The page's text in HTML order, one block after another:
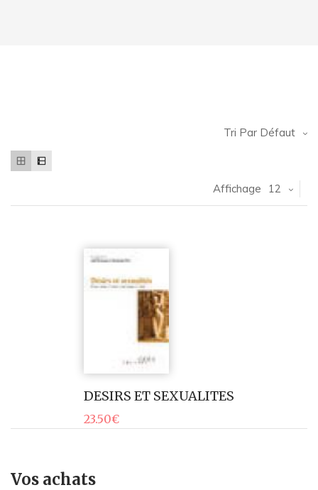
Tri Par Défaut
Affichage 12
DESIRS ET SEXUALITES
23.50€
Vos achats